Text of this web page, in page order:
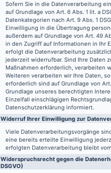
Sofern Sie in die Datenverarbeitung
auf Grundlage von Art. 6 Abs. 1 lit. a
Datenkategorien nach Art. 9 Abs. 1
Einwilligung in die Übertragung
außerdem auf Grundlage von Art. 49
in den Zugriff auf Informationen in Ihr
erfolgt die Datenverarbeitung
jederzeit widerrufbar. Sind Ihre Daten
Maßnahmen erforderlich, verarbeiten
Weiteren verarbeiten wir Ihre Daten,
erforderlich sind auf Grundlage von
Grundlage unseres berechtigten
Einzelfall einschlägigen
Datenschutzerklärung informiert.
Widerruf Ihrer Einwilligung zur
Viele Datenverarbeitungsvorgänge
eine bereits erteilte Einwilligung
erfolgten Datenverarbeitung bleibt
Widerspruchsrecht gegen die
DSGVO)